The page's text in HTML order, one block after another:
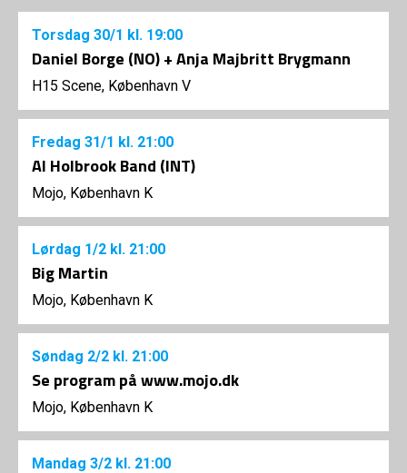
Torsdag 30/1 kl. 19:00
Daniel Borge (NO) + Anja Majbritt Brygmann
H15 Scene, København V
Fredag 31/1 kl. 21:00
Al Holbrook Band (INT)
Mojo, København K
Lørdag 1/2 kl. 21:00
Big Martin
Mojo, København K
Søndag 2/2 kl. 21:00
Se program på www.mojo.dk
Mojo, København K
Mandag 3/2 kl. 21:00